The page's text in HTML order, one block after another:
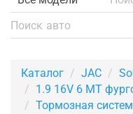
Каталог JAC
1.9 16V 6 MT
Тормозная